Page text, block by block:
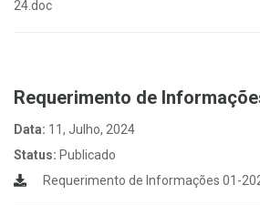
24.doc
Requerimento de
Data: 11, Julho, 2024
Status: Publicado
Requerimento de Informações 01-